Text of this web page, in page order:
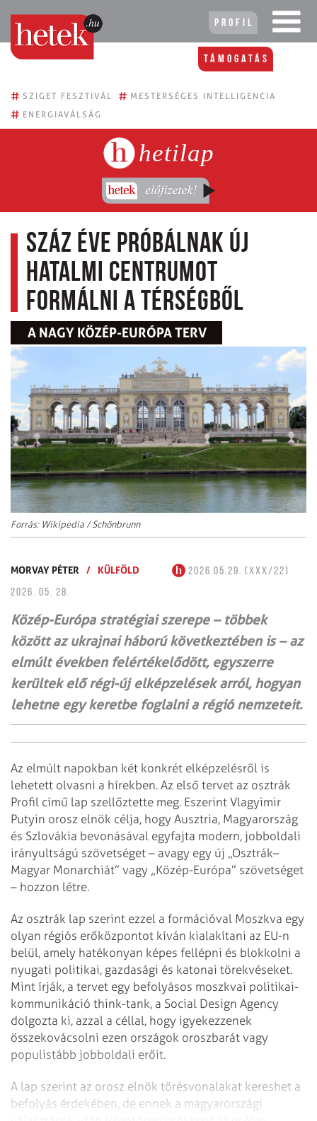
Profil
Támogatás
# SZIGET FESZTIVÁL # MESTERSÉGES INTELLIGENCIA
# ENERGIAVÁLSÁG
hetilap
Száz éve próbálnak új
hatalmi centrumot
formálni a térségből
A NAGY KÖZÉP-EURÓPA TERV
Forrás: Wikipedia / Schönbrunn
MORVAY PÉTER / KÜLFÖLD
2026.05.29. (XXX/22)
2026. 05. 28.
Közép-Európa stratégiai szerepe – többek
között az ukrajnai háború következtében is – az
elmúlt években felértékelődött, egyszerre
kerültek elő régi-új elképzelések arról, hogyan
lehetne egy keretbe foglalni a régió nemzeteit.
Az elmúlt napokban két konkrét elképzelésről is
lehetett olvasni a hírekben. Az első tervet az osztrák
Profil című lap szellőztette meg. Eszerint Vlagyimir
Putyin orosz elnök célja, hogy Ausztria, Magyarország
és Szlovákia bevonásával egyfajta modern, jobboldali
irányultságú szövetséget – avagy egy új „Osztrák–
Magyar Monarchiát” vagy „Közép-Európa” szövetséget
– hozzon létre.
Az osztrák lap szerint ezzel a formációval Moszkva egy
olyan régiós erőközpontot kíván kialakítani az EU-n
belül, amely hatékonyan képes fellépni és blokkolni a
nyugati politikai, gazdasági és katonai törekvéseket.
Mint írják, a tervet egy befolyásos moszkvai politikai-
kommunikáció think-tank, a Social Design Agency
dolgozta ki, azzal a céllal, hogy igyekezzenek
összekovácsolni ezen országok oroszbarát vagy
populistább jobboldali erőit.
A lap szerint az orosz elnök törésvonalakat kereshet a
befolyás érdekében, de ennek a magyarországi